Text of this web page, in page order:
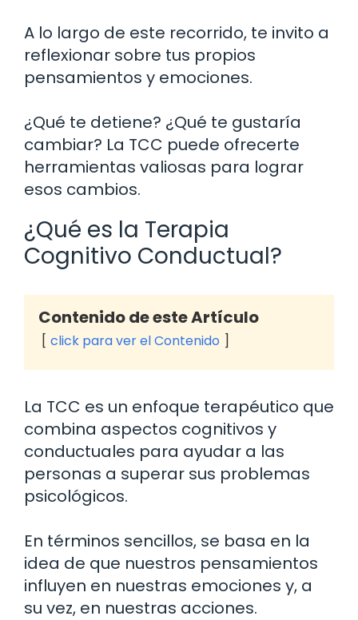
A lo largo de este recorrido, te invito a
reflexionar sobre tus propios
pensamientos y emociones.
¿Qué te detiene? ¿Qué te gustaría
cambiar? La TCC puede ofrecerte
herramientas valiosas para lograr
esos cambios.
¿Qué es la Terapia
Cognitivo Conductual?
Contenido de este Artículo
click para ver el Contenido
La TCC es un enfoque terapéutico que
combina aspectos cognitivos y
conductuales para ayudar a las
personas a superar sus problemas
psicológicos.
En términos sencillos, se basa en la
idea de que nuestros pensamientos
influyen en nuestras emociones y, a
su vez, en nuestras acciones.